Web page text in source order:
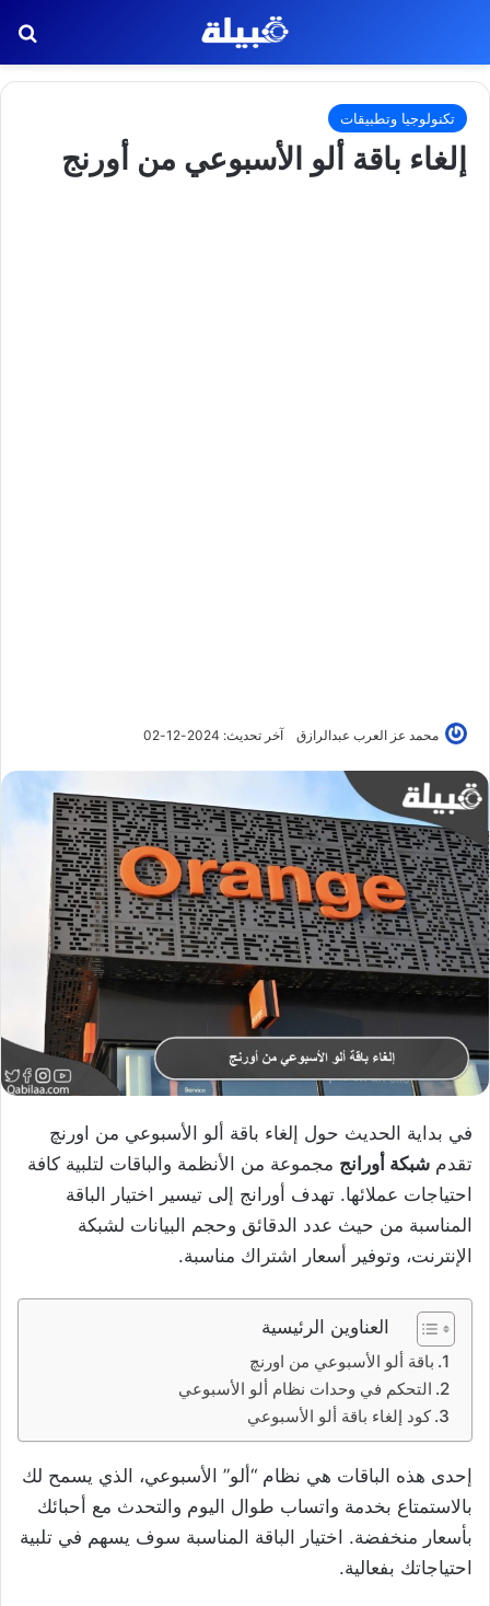
تكنولوجيا وتطبيقات
إلغاء باقة ألو الأسبوعي من أورنج
محمد عز العرب عبدالرازق آخر تحديث: 2024-12-02
في بداية الحديث حول إلغاء باقة ألو الأسبوعي من اورنچ
تقدم شبكة أورانج مجموعة من الأنظمة والباقات لتلبية كافة
احتياجات عملائها. تهدف أورانج إلى تيسير اختيار الباقة
المناسبة من حيث عدد الدقائق وحجم البيانات لشبكة
الإنترنت، وتوفير أسعار اشتراك مناسبة.
العناوين الرئيسية
باقة ألو الأسبوعي من اورنچ
التحكم في وحدات نظام ألو الأسبوعي
كود إلغاء باقة ألو الأسبوعي
إحدى هذه الباقات هي نظام “ألو” الأسبوعي، الذي يسمح لك
بالاستمتاع بخدمة واتساب طوال اليوم والتحدث مع أحبائك
بأسعار منخفضة. اختيار الباقة المناسبة سوف يسهم في تلبية
احتياجاتك بفعالية.